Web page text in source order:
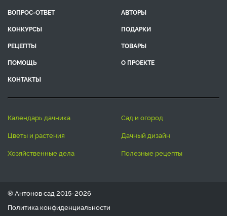
ВОПРОС-ОТВЕТ
АВТОРЫ
КОНКУРСЫ
ПОДАРКИ
РЕЦЕПТЫ
ТОВАРЫ
ПОМОЩЬ
О ПРОЕКТЕ
КОНТАКТЫ
календарь дачника
сад и огород
цветы и растения
дачный дизайн
хозяйственные дела
полезные рецепты
® Антонов сад 2015-2026
Политика конфиденциальности